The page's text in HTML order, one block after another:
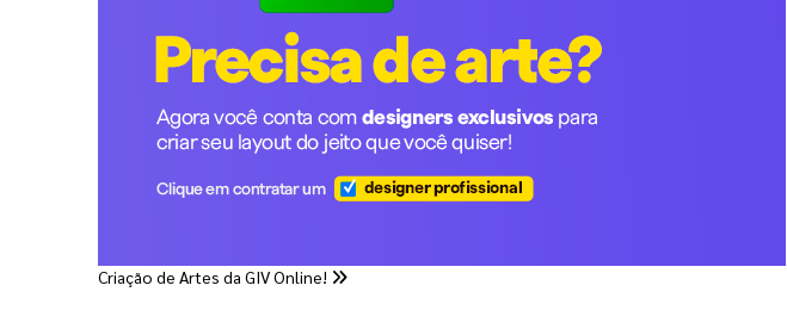
Criação de Artes da GIV Online!